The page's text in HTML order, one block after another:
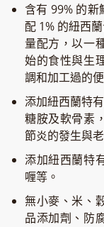
含有 99% 的
配 1% 的紐西
量配方，以一
始的食性與生
調和加工過的
添加紐西蘭特
糖胺及軟骨素
節炎的發生與
添加紐西蘭特
喱等。
無小麥、米、
品添加劑、防